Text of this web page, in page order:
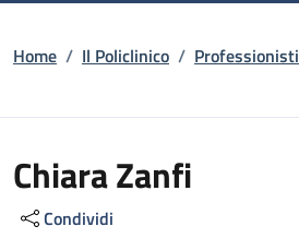
Briciole di pane
Home / Il Policlinico / Professionisti
Chiara Zanfi
Condividi